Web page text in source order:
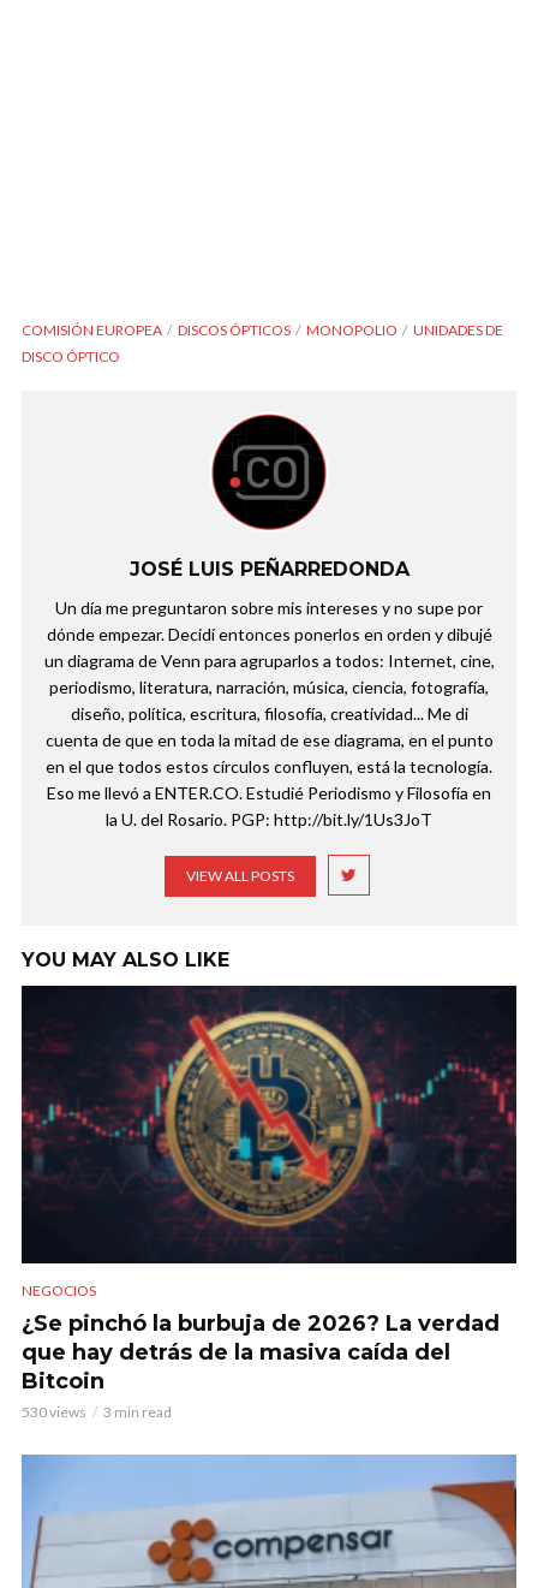
COMISIÓN EUROPEA DISCOS ÓPTICOS MONOPOLIO
UNIDADES DE
DISCO ÓPTICO
JOSÉ LUIS PEÑARREDONDA
Un día me preguntaron sobre mis intereses y no supe por
dónde empezar. Decidí entonces ponerlos en orden y dibujé
un diagrama de Venn para agruparlos a todos: Internet, cine,
periodismo, literatura, narración, música, ciencia, fotografía,
diseño, política, escritura, filosofía, creatividad... Me di
cuenta de que en toda la mitad de ese diagrama, en el punto
en el que todos estos círculos confluyen, está la tecnología.
Eso me llevó a ENTER.CO. Estudié Periodismo y Filosofía en
la U. del Rosario. PGP: http://bit.ly/1Us3JoT
VIEW ALL POSTS
YOU MAY ALSO LIKE
NEGOCIOS
¿Se pinchó la burbuja de 2026? La verdad
que hay detrás de la masiva caída del
Bitcoin
530 views 3 min read